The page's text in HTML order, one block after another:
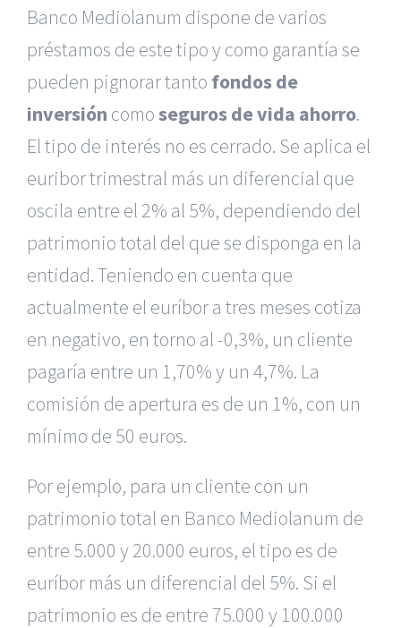
Banco Mediolanum dispone de varios
préstamos de este tipo y como garantía se
pueden pignorar tanto fondos de
inversión comoseguros de vida ahorro.
El tipo de interés no es cerrado. Se aplica el
euribor trimestral más un diferencial que
oscila entre el 2% al 5%, dependiendo del
patrimonio total del que se disponga en la
entidad. Teniendo en cuenta que
actualmente el euríbor a tres meses cotiza
en negativo, en torno al -0,3%, un cliente
pagaría entre un 1,70% y un 4,7%. La
comisión de apertura es de un 1%, con un
mínimo de 50 euros.
Por ejemplo, para un cliente con un
patrimonio total en Banco Mediolanum de
entre 5.000 y 20.000 euros, el tipo es de
euríbor más un diferencial del 5%. Si el
patrimonio es de entre 75.000 y 100.000